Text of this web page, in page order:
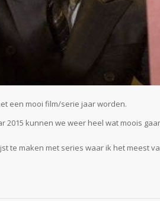
een mooi film/serie jaar worden.
2015 kunnen we weer heel wat moois
te maken met series waar ik het meest